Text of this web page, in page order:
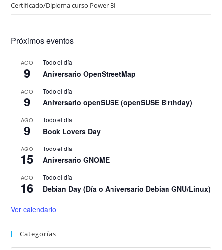
Certificado/Diploma curso Power BI
Próximos eventos
AGO
9
Todo el día
Aniversario OpenStreetMap
AGO
9
Todo el día
Aniversario openSUSE (openSUSE Birthday)
AGO
9
Todo el día
Book Lovers Day
AGO
15
Todo el día
Aniversario GNOME
AGO
16
Todo el día
Debian Day (Día o Aniversario Debian GNU/Linux)
Ver calendario
Categorías